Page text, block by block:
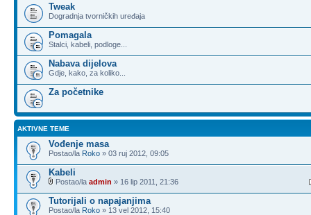
Tweak
Dogradnja tvorničkih uređaja
Pomagala
Stalci, kabeli, podloge...
Nabava dijelova
Gdje, kako, za koliko...
Za početnike
AKTIVNE TEME
Vođenje masa
Postao/la Roko » 03 ruj 2012, 09:05
Kabeli
Postao/la admin » 16 lip 2011, 21:36
Tutorijali o napajanjima
Postao/la Roko » 13 vel 2012, 15:40